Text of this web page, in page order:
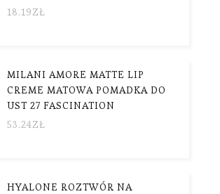
18.19ZŁ
MILANI AMORE MATTE LIP
CREME MATOWA POMADKA DO
UST 27 FASCINATION
53.24ZŁ
HYALONE ROZTWÓR NA